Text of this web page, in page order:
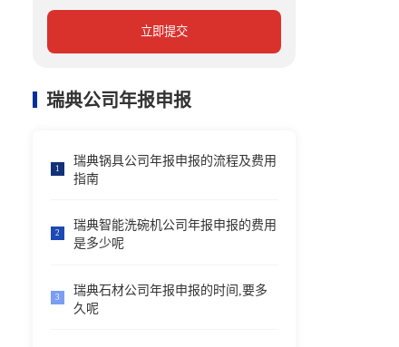
立即提交
瑞典公司年报申报
1
瑞典锅具公司年报申报的流程及费用
指南
2
瑞典智能洗碗机公司年报申报的费用
是多少呢
3
瑞典石材公司年报申报的时间,要多
久呢